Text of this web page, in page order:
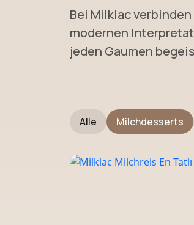
Bei Milklac
modernen
jeden Gaumen
Alle Milchdesserts